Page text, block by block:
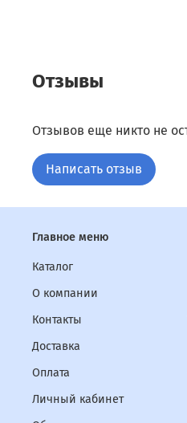
Отзывы
Отзывов еще никто не
Написать отзыв
Главное меню
Каталог
О компании
Контакты
Доставка
Оплата
Личный кабинет